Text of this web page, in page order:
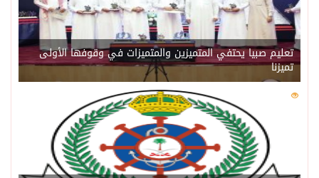
تعليم صبيا يحتفي المتميزين والمتميزات في وقوفها الأولى
تميزنا
211